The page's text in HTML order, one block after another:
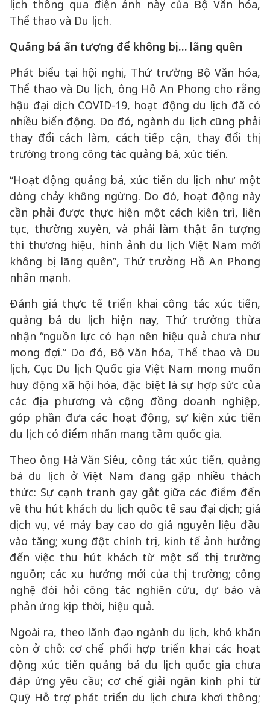
lịch thông qua điện ảnh này của Bộ Văn hóa,
Thể thao và Du lịch.
Quảng bá ấn tượng để không bị… lãng quên
Phát biểu tại hội nghị, Thứ trưởng Bộ Văn hóa,
Thể thao và Du lịch, ông Hồ An Phong cho rằng
hậu đại dịch COVID-19, hoạt động du lịch đã có
nhiều biến động. Do đó, ngành du lịch cũng phải
thay đổi cách làm, cách tiếp cận, thay đổi thị
trường trong công tác quảng bá, xúc tiến.
“Hoạt động quảng bá, xúc tiến du lịch như một
dòng chảy không ngừng. Do đó, hoạt động này
cần phải được thực hiện một cách kiên trì, liên
tục, thường xuyên, và phải làm thật ấn tượng
thì thương hiệu, hình ảnh du lịch Việt Nam mới
không bị lãng quên”, Thứ trưởng Hồ An Phong
nhấn mạnh.
Đánh giá thực tế triển khai công tác xúc tiến,
quảng bá du lịch hiện nay, Thứ trưởng thừa
nhận “nguồn lực có hạn nên hiệu quả chưa như
mong đợi.” Do đó, Bộ Văn hóa, Thể thao và Du
lịch, Cục Du lịch Quốc gia Việt Nam mong muốn
huy động xã hội hóa, đặc biệt là sự hợp sức của
các địa phương và cộng đồng doanh nghiệp,
góp phần đưa các hoạt động, sự kiện xúc tiến
du lịch có điểm nhấn mang tầm quốc gia.
Theo ông Hà Văn Siêu, công tác xúc tiến, quảng
bá du lịch ở Việt Nam đang gặp nhiều thách
thức: Sự cạnh tranh gay gắt giữa các điểm đến
về thu hút khách du lịch quốc tế sau đại dịch; giá
dịch vụ, vé máy bay cao do giá nguyên liệu đầu
vào tăng; xung đột chính trị, kinh tế ảnh hưởng
đến việc thu hút khách từ một số thị trường
nguồn; các xu hướng mới của thị trường; công
nghệ đòi hỏi công tác nghiên cứu, dự báo và
phản ứng kịp thời, hiệu quả.
Ngoài ra, theo lãnh đạo ngành du lịch, khó khăn
còn ở chỗ: cơ chế phối hợp triển khai các hoạt
động xúc tiến quảng bá du lịch quốc gia chưa
đáp ứng yêu cầu; cơ chế giải ngân kinh phí từ
Quỹ Hỗ trợ phát triển du lịch chưa khơi thông;